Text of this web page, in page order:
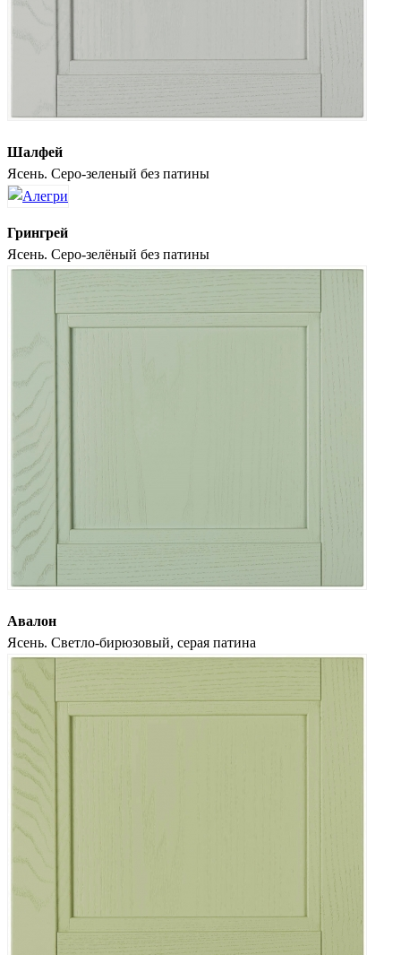
Шалфей
Ясень. Серо-зеленый без патины
Грингрей
Ясень. Серо-зелёный без патины
Авалон
Ясень. Светло-бирюзовый, серая патина